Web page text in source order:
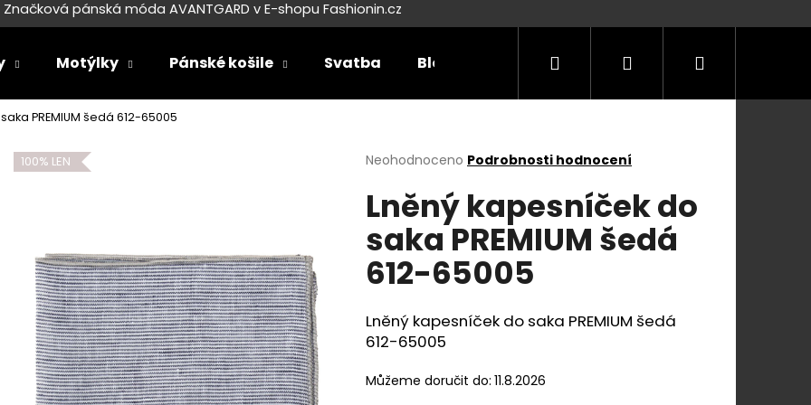
Značková pánská móda AVANTGARD v E-shopu Fashionin.cz
Motýlky Pánské košile Svatba Blog Příležitosti Velikostní tabulky
Hledat PřihlášeníNákupní
PREMIUM šedá 612-65005
Průměrné
produktu
je
z
5
hvězdiček.
Neohodnoceno Podrobnosti hodnocení
Lněný kapesníček do
saka PREMIUM šedá
612-65005
Lněný kapesníček do saka PREMIUM šedá
612-65005
Můžeme doručit do: 11.8.2026
100% LEN
Co potřebujete najít?
Doporučujeme
SET LÁTKOVÉ ŠLE Y S KOŽENÝM SET LÁTKOVÉ ŠLE Y S KOŽENÝM